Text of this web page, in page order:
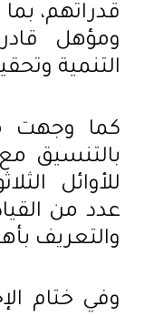
قدراتهم،
ومؤهل
التنمية
كما وجهت
بالتنسيق
للأوائل
عدد من
والتعريف
وفي ختام